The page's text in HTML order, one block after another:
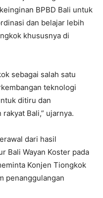
BPBD Bali untuk
dan belajar lebih
khususnya di
sebagai salah satu
teknologi
ditiru dan
Bali,” ujarnya.
dari hasil
Bali Wayan Koster pada
Konjen Tiongkok
penanggulangan